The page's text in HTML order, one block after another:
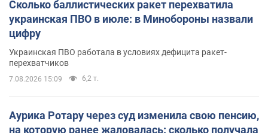
Сколько баллистических ракет перехватила
украинская ПВО в июле: в Минобороны назвали
цифру
Украинская ПВО работала в условиях дефицита ракет-
перехватчиков
7.08.2026 15:09 6,2 т.
Аурика Ротару через суд изменила свою пенсию,
на которую ранее жаловалась: сколько получала